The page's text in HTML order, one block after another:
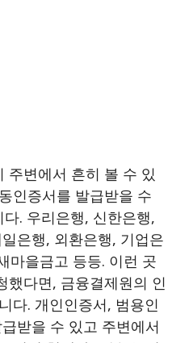
주변에서 흔히 볼 수 있
인증서를 발급받을 수
. 우리은행, 신한은행,
은행, 외환은행, 기업은
마을금고 등등. 이런 곳
했다면, 금융결제원의 인
다. 개인인증서, 범용인
받을 수 있고 주변에서